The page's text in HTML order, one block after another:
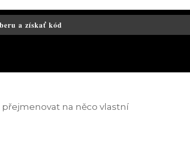
a získať kód
přejmenovat na něco vlastní